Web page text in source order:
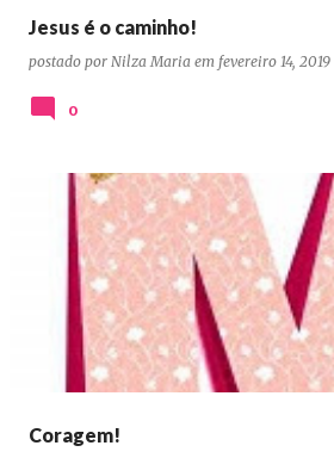
Jesus é o caminho!
postado por Nilza Maria em fevereiro 14, 2019
0
Coragem!